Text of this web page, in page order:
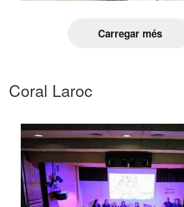
Carregar més
Coral Laroc